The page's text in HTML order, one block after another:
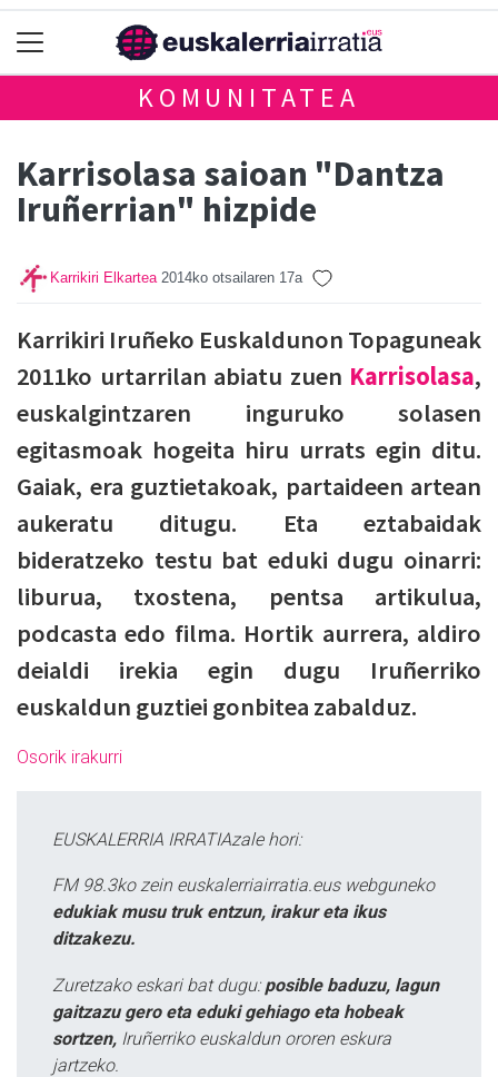
KOMUNITATEA
Karrisolasa saioan "Dantza
Iruñerrian" hizpide
Karrikiri Elkartea 2014ko otsailaren 17a
Karrikiri Iruñeko Euskaldunon Topaguneak
2011ko urtarrilan abiatu zuen Karrisolasa,
euskalgintzaren inguruko solasen
egitasmoak hogeita hiru urrats egin ditu.
Gaiak, era guztietakoak, partaideen artean
aukeratu ditugu. Eta eztabaidak
bideratzeko testu bat eduki dugu oinarri:
liburua, txostena, pentsa artikulua,
podcasta edo filma. Hortik aurrera, aldiro
deialdi irekia egin dugu Iruñerriko
euskaldun guztiei gonbitea zabalduz.
Osorik irakurri
EUSKALERRIA IRRATIAzale hori:
FM 98.3ko zein euskalerriairratia.eus webguneko
edukiak musu truk entzun, irakur eta ikus
ditzakezu.
Zuretzako eskari bat dugu: posible baduzu, lagun
gaitzazu gero eta eduki gehiago eta hobeak
sortzen, Iruñerriko euskaldun ororen eskura
jartzeko.